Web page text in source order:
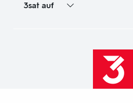
3sat auf